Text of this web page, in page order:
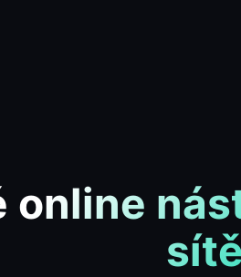
online
sítě